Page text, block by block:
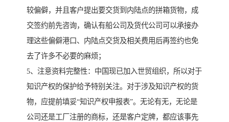
较偏僻，并且客户提出要交货到内陆点的拼箱货物，成
交签约前先咨询，确认有船公司及货代公司可以承接办
理这些偏僻港口、内陆点交货及相关费用后再签约也免
去了许多不必要的麻烦；
5、注意资料完整性：中国现已加入世贸组织，所以对于
知识产权的保护给予特别关注。对于涉及知识产权的货
物，应提前填妥“知识产权申报表”。无论有无，无论是
公司还是工厂注册的商标，还是客户定牌，都应该事先